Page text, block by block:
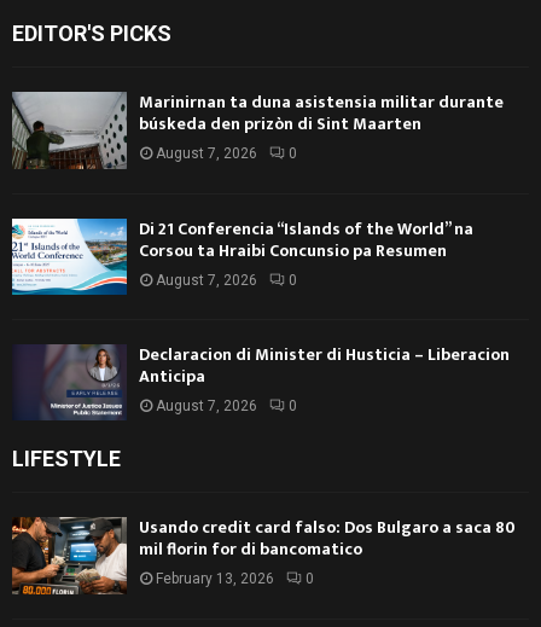
EDITOR'S PICKS
Marinirnan ta duna asistensia militar durante
búskeda den prizòn di Sint Maarten
August 7, 2026 0
Di 21 Conferencia “Islands of the World” na
Corsou ta Hraibi Concunsio pa Resumen
August 7, 2026 0
Declaracion di Minister di Husticia – Liberacion
Anticipa
August 7, 2026 0
LIFESTYLE
Usando credit card falso: Dos Bulgaro a saca 80
mil florin for di bancomatico
February 13, 2026 0